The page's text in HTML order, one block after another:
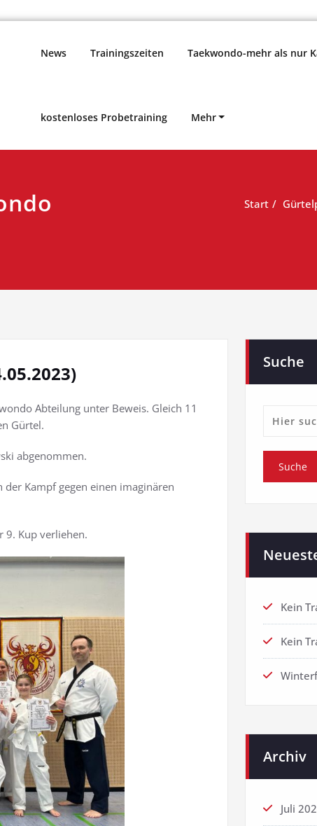
News Trainingszeiten Taekwondo-mehr als nur
kostenloses Probetraining Mehr
Start
Abteilung unter Beweis. Gleich 11
Gürtel.
abgenommen.
Kampf gegen einen imaginären
9. Kup verliehen.
Suche
Kein
Kein
Archiv
Juli